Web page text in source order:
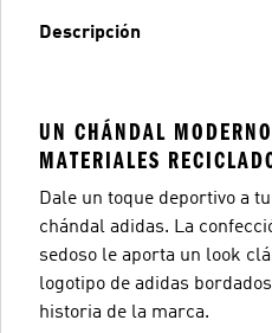
Descripción
UN CHÁNDAL
MATERIALES
Dale un toque deportivo a
chándal adidas. La
sedoso le aporta un look
logotipo de adidas
historia de la marca.